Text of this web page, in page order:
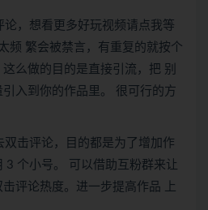
论，想看更多好玩视频请点我等
频 繁会被禁言，有重复的就按个
么做的目的是直接引流，把 别
入到你的作品里。 很可行的方
击评论，目的都是为了增加作
3 个小号。 可以借助互粉群来让
评论热度。进一步提高作品 上